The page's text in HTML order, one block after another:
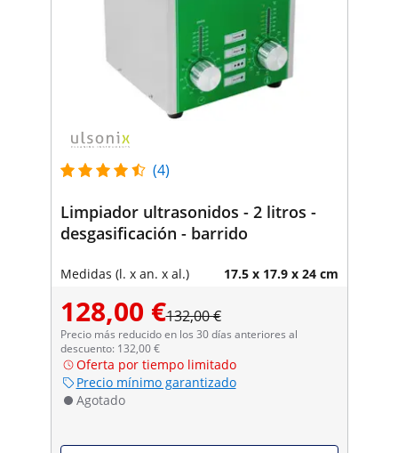
(4)
Limpiador ultrasonidos - 2 litros -
desgasificación - barrido
Medidas (l. x an. x al.) 17.5 x 17.9 x 24 cm
128,00 €132,00 €
Precio más reducido en los 30 días anteriores al
descuento: 132,00 €
Oferta por tiempo limitado
Precio mínimo garantizado
Agotado